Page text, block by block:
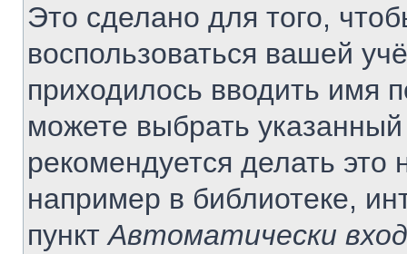
Это сделано для того,
воспользоваться вашей
приходилось вводить имя
можете выбрать
рекомендуется делать
например в библиотеке,
пунктАвтоматически